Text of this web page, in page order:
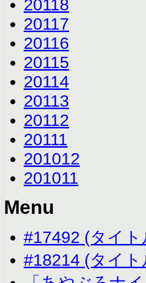
20118
20117
20116
20115
20114
20113
20112
20111
201012
201011
Menu
#17492 (タイ
#18214 (タイ